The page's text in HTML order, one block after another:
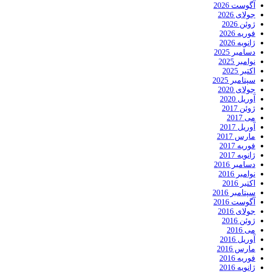
آگوست 2026
جولای 2026
ژوئن 2026
فوریه 2026
ژانویه 2026
دسامبر 2025
نوامبر 2025
اکتبر 2025
سپتامبر 2025
جولای 2020
آوریل 2020
ژوئن 2017
می 2017
آوریل 2017
مارس 2017
فوریه 2017
ژانویه 2017
دسامبر 2016
نوامبر 2016
اکتبر 2016
سپتامبر 2016
آگوست 2016
جولای 2016
ژوئن 2016
می 2016
آوریل 2016
مارس 2016
فوریه 2016
ژانویه 2016